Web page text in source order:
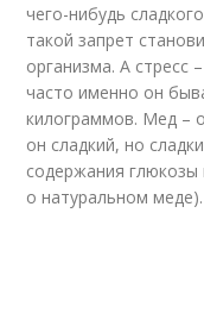
чего-нибудь
такой запрет
организма. А стресс
часто именно он
килограммов. Мед –
он сладкий, но
содержания глюкозы
о натуральном меде).